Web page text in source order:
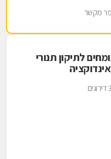
מקשר
לתיקון תנורי